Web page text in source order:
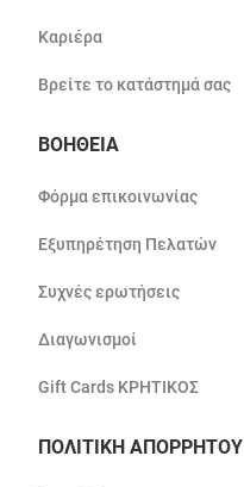
Καριέρα
Βρείτε το κατάστημά σας
ΒΟΗΘΕΙΑ
Φόρμα επικοινωνίας
Εξυπηρέτηση Πελατών
Συχνές ερωτήσεις
Διαγωνισμοί
Gift Cards ΚΡΗΤΙΚΟΣ
ΠΟΛΙΤΙΚΗ ΑΠΟΡΡΗΤΟΥ